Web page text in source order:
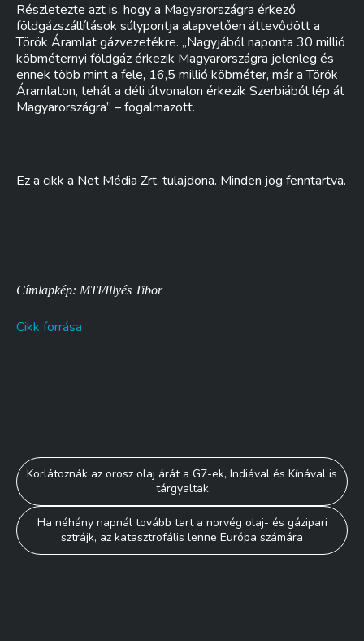
Részletezte azt is, hogy a Magyarországra érkező
földgázszállítások súlypontja alapvetően áttevődött a
Török Áramlat gázvezetékre. „Nagyjából naponta 30 millió
köbméternyi földgáz érkezik Magyarországra jelenleg és
ennek több mint a fele, 16,5 millió köbméter, már a Török
Áramlaton, tehát a déli útvonalon érkezik Szerbiából lép át
Magyarországra” – fogalmazott.
Ez a cikk a Net Média Zrt. tulajdona. Minden jog fenntartva.
Címlapkép: MTI/Illyés Tibor
Cikk forrása
Bejegyzés
navigáció
Korlátoznák az orosz olaj árát a G7-ek, Indiával és Kínával is
tárgyaltak
Ha néhány napnál tovább tart a norvég olaj- és gázipari
sztrájk, az katasztrofális lenne Európa számára